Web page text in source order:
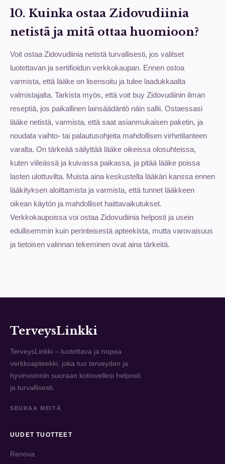
10. Kuinka ostaa Zidovudiinia
netistä ja mitä ottaa huomioon?
Voit ostaa Zidovudiinia netistä turvallisesti, jos valitset
luotettavan ja sertifioidun verkkokaupan. Ennen ostoa
varmista, että lääke on lisensoitu ja tulee laadukkaalta
valmistajalta. Tarkista myös, että voit buy Zidovudiinin ilman
reseptiä, jos paikallinen lainsäädäntö näin sallii. Ostaessasi
lääke netistä, varmista, että saat asianmukaisen paketin, ja
noudata vaihto- tai palautusohjeita mahdollisen virhetilanteen
varalta. On tärkeää säilyttää lääke oikeissa olosuhteissa,
kuten viileässä ja kuivassa paikassa, ja pitää lääke poissa
lasten ulottuvilta. Muista aina keskustella lääkäri kanssa ennen
lääkityksen aloittamista ja varmista, että tunnet lääkkeen
oikean käytön ja mahdolliset haittavaikutukset.
Verkkokaupoissa voi ostaa Zidovudiinia helposti ja usein
edullisemmin kuin perinteisestä apteekista, mutta varovaisuus
ja tietoisen valinnan tekeminen ovat aina tärkeitä.
TerveysLinkki
TerveysLinkki – luotettava ja nopea
verkkoapteekki, joka tuo terveyden ja
hyvinvoinnin suoraan kotiovellesi helposti
ja turvallisesti.
SEURAA MEITÄ
UUDET TUOTTEET
Renova